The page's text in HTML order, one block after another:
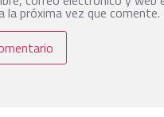
la próxima vez que comente.